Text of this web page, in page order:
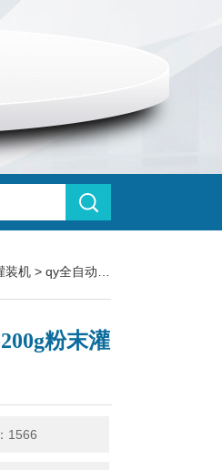
装机 > qy全自动枸杞党参粉瓶装1-200g粉末灌装机
粉末灌
1566